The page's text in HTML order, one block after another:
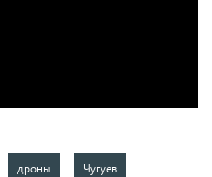
дроны Чугуев